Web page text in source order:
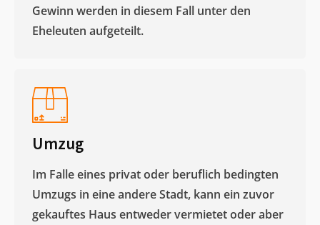
Gewinn werden in diesem Fall unter den
Eheleuten aufgeteilt.​
Umzug
Im Falle eines privat oder beruflich bedingten
Umzugs in eine andere Stadt, kann ein zuvor
gekauftes Haus entweder vermietet oder aber